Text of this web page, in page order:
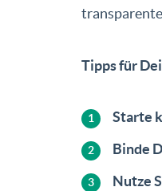
Tipps für
Starte
Binde
Nutze